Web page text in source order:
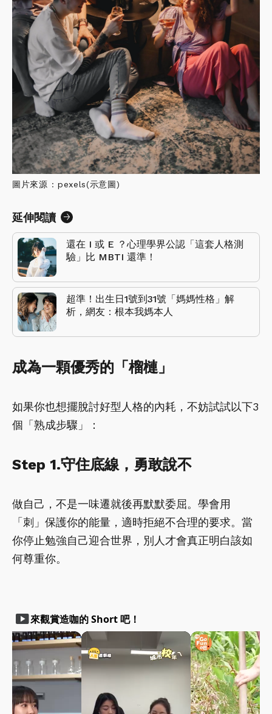
圖片來源 : pexels(示意圖)
延伸閱讀
還在 I 或 E ？心理學界公認「這套人格測
驗」比 MBTI 還準！
超準！出生日1號到31號「媽媽性格」解
析，網友：根本我媽本人
成為一顆優秀的「榴槤」
如果你也想擺脫討好型人格的內耗，不妨試試以下3
個「熟成步驟」：
Step 1.守住底線，勇敢說不
做自己，不是一味遷就後再默默委屈。學會用
「刺」保護你的能量，適時拒絕不合理的要求。當
你停止勉強自己迎合世界，別人才會真正明白該如
何尊重你。
smart_display來觀賞造咖的 Short 吧！